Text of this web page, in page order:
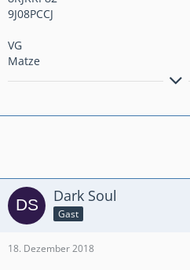
9J08PCCJ
VG
Matze
Spaß-Clasher aus Ludwigsburg -
Click this link to add as friend in
Dark Soul
Gast
18. Dezember 2018